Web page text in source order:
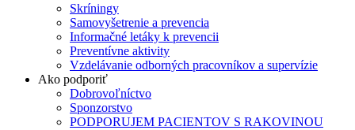
Skríningy
Samovyšetrenie a prevencia
Informačné letáky k prevencii
Preventívne aktivity
Vzdelávanie odborných pracovníkov a supervízie
Ako podporiť
Dobrovoľníctvo
Sponzorstvo
PODPORUJEM PACIENTOV S RAKOVINOU